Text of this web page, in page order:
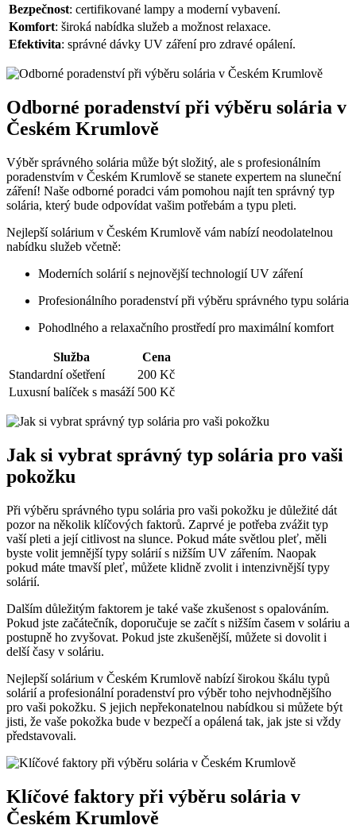
Bezpečnost: certifikované lampy⁢ a moderní vybavení.
Komfort: široká nabídka ‍služeb ⁤a možnost⁣ relaxace.
Efektivita: správné ⁣dávky UV záření pro zdravé opálení.
Odborné poradenství při výběru solária v
Českém ‍Krumlově
Výběr správného solária může být složitý, ‌ale s⁣ profesionálním
poradenstvím v ​Českém Krumlově ⁢se ‌stanete‍ expertem na sluneční
záření! Naše odborné poradci‌ vám ⁤pomohou najít ten správný ⁤typ
solária, který bude odpovídat vašim ⁣potřebám a ​typu​ pleti.
Nejlepší⁤ solárium ‌v Českém ​Krumlově vám nabízí neodolatelnou
nabídku služeb ⁢včetně:
Moderních solárií s nejnovější technologií UV záření
Profesionálního poradenství při​ výběru správného typu solária
Pohodlného a relaxačního prostředí pro maximální komfort
Služba
Cena
Standardní‌ ošetření
200 Kč
Luxusní balíček s‌ masáží 500 Kč
Jak si⁣ vybrat ⁣správný typ solária pro vaši
pokožku
Při ​výběru ⁣správného typu solária pro vaši pokožku je důležité ⁤dát
pozor⁢ na několik klíčových faktorů. Zaprvé je potřeba zvážit typ​
vaší pleti a její citlivost na⁢ slunce. Pokud‍ máte světlou pleť, měli
byste⁣ volit⁤ jemnější⁢ typy solárií⁢ s nižším UV zářením. Naopak
pokud ‍máte tmavší pleť, můžete ​klidně zvolit i⁤ intenzivnější typy
solárií.
Dalším důležitým faktorem je ​také vaše zkušenost ‌s ⁤opalováním.
Pokud jste ⁣začátečník, doporučuje se začít s nižším časem ⁤v soláriu ⁢a
postupně⁤ ho zvyšovat. Pokud jste zkušenější, můžete si dovolit i
delší časy‍ v soláriu.
Nejlepší solárium v‍ Českém Krumlově ​nabízí širokou škálu typů
‌solárií‌ a‌ profesionální⁤ poradenství ⁤pro výběr toho nejvhodnějšího
⁢pro vaši ‍pokožku. S jejich‍ nepřekonatelnou nabídkou si můžete být
jisti, že vaše pokožka bude v⁢ bezpečí a opálená tak, jak jste si ⁣vždy​
představovali.
Klíčové faktory při ​výběru solária v⁤
Českém⁤ Krumlově